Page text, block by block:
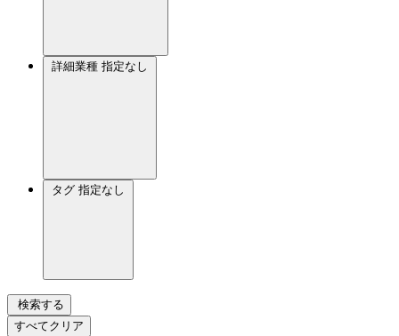
詳細業種 指定なし
タグ 指定なし
検索する
すべてクリア